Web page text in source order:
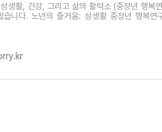
생활, 건강, 그리고 삶의 활력소 (중장년 행복
습니다. 노년의 즐거움: 성생활 중장년 행복연